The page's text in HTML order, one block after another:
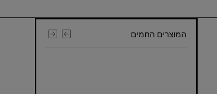
המוצרים החמים